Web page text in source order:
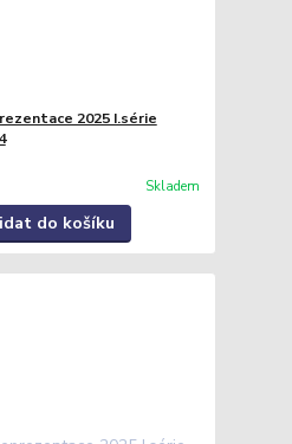
2025 I.série
Skladem
do košíku